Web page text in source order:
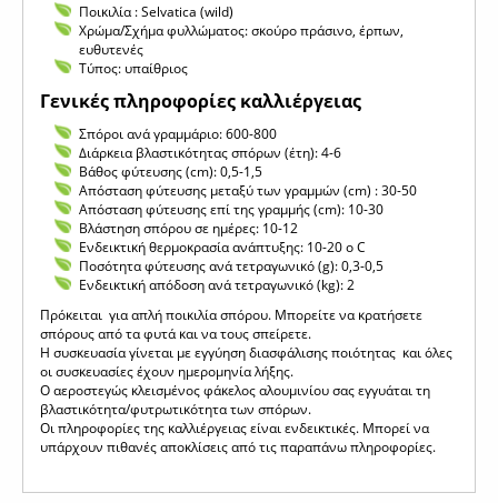
Ποικιλία : Selvatica (wild)
Χρώμα/Σχήμα φυλλώματος: σκούρο πράσινο, έρπων,
ευθυτενές
Τύπος: υπαίθριος
Γενικές πληροφορίες καλλιέργειας
Σπόροι ανά γραμμάριο: 600-800
Διάρκεια βλαστικότητας σπόρων (έτη): 4-6
Βάθος φύτευσης (cm): 0,5-1,5
Απόσταση φύτευσης μεταξύ των γραμμών (cm) : 30-50
Απόσταση φύτευσης επί της γραμμής (cm): 10-30
Βλάστηση σπόρου σε ημέρες: 10-12
Ενδεικτική θερμοκρασία ανάπτυξης: 10-20 o C
Ποσότητα φύτευσης ανά τετραγωνικό (g): 0,3-0,5
Ενδεικτική απόδοση ανά τετραγωνικό (kg): 2
Πρόκειται για απλή ποικιλία σπόρου. Μπορείτε να κρατήσετε
σπόρους από τα φυτά και να τους σπείρετε.
Η συσκευασία γίνεται με εγγύηση διασφάλισης ποιότητας και όλες
οι συσκευασίες έχουν ημερομηνία λήξης.
Ο αεροστεγώς κλεισμένος φάκελος αλουμινίου σας εγγυάται τη
βλαστικότητα/φυτρωτικότητα των σπόρων.
Οι πληροφορίες της καλλιέργειας είναι ενδεικτικές. Μπορεί να
υπάρχουν πιθανές αποκλίσεις από τις παραπάνω πληροφορίες.